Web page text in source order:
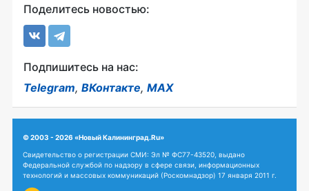
Поделитесь новостью:
Подпишитесь на нас:
Telegram, ВКонтакте, MAX
© 2003 - 2026 «Новый Калининград.Ru»
Свидетельство о регистрации СМИ: Эл № ФС77-43520, выдано
Федеральной службой по надзору в сфере связи, информационных
технологий и массовых коммуникаций (Роскомнадзор) 17 января 2011 г.